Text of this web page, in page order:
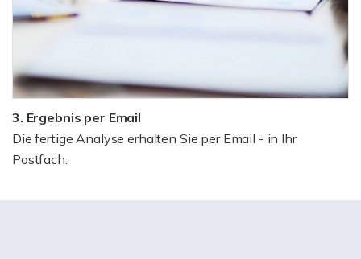
3. Ergebnis per Email
Die fertige Analyse erhalten Sie per Email - in Ihr
Postfach.